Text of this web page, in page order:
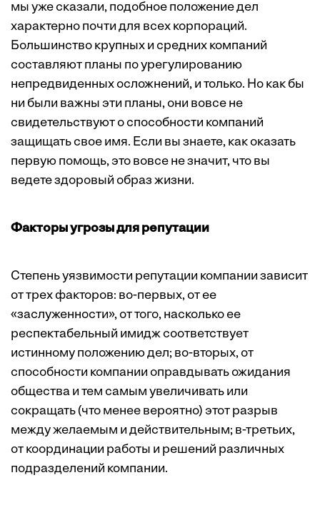
мы уже сказали, подобное положение дел
характерно почти для всех корпораций.
Большинство крупных и средних компаний
составляют планы по урегулированию
непредвиденных осложнений, и только. Но как бы
ни были важны эти планы, они вовсе не
свидетельствуют о способности компаний
защищать свое имя. Если вы знаете, как оказать
первую помощь, это вовсе не значит, что вы
ведете здоровый образ жизни.
Факторы угрозы для репутации
Степень уязвимости репутации компании зависит
от трех факторов: во-первых, от ее
«заслуженности», от того, насколько ее
респектабельный имидж соответствует
истинному положению дел; во-вторых, от
способности компании оправдывать ожидания
общества и тем самым увеличивать или
сокращать (что менее вероятно) этот разрыв
между желаемым и действительным; в-третьих,
от координации работы и решений различных
подразделений компании.